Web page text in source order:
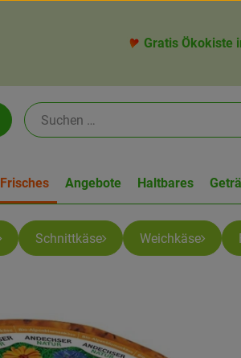
Gratis Ökokiste
Frisches Angebote Haltbares
Schnittkäse Weichkäse